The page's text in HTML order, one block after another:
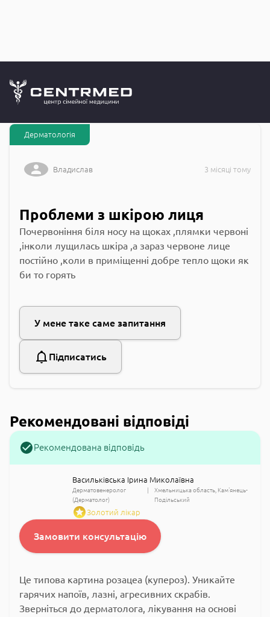
CENTRMED: Задай питання лікарю онлайн
Дерматологія
Владислав 3 місяці тому
Проблеми з шкірою лиця
Почервоніння біля носу на щоках ,плямки червоні
,інколи лущилась шкіра ,а зараз червоне лице
постійно ,коли в приміщенні добре тепло щоки як
би то горять
У мене таке саме запитання
Підписатись
Рекомендовані відповіді
Рекомендована відповідь
Васильківська Ірина Миколаївна
Дерматовенеролог
(Дерматолог)
Хмельницька область Кам'янець-
Подільський
Золотий лікар
Замовити консультацію
Це типова картина розацеа (купероз). Уникайте
гарячих напоїв, лазні, агресивних скрабів.
Зверніться до дерматолога, лікування на основі